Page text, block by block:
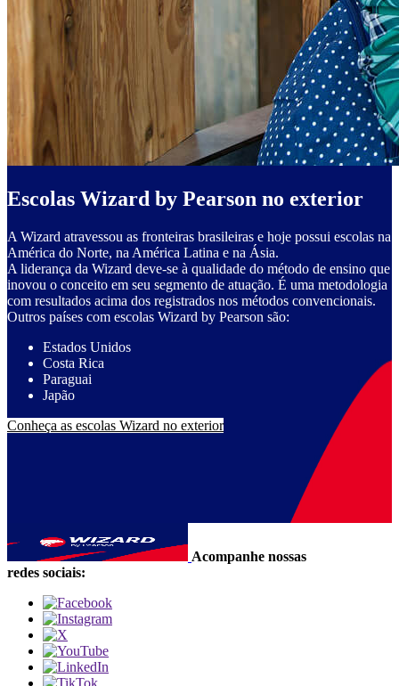
Escolas Wizard by Pearson no exterior
A Wizard atravessou as fronteiras brasileiras e hoje possui escolas na
América do Norte, na América Latina e na Ásia.
A liderança da Wizard deve-se à qualidade do método de ensino que
inovou o conceito em seu segmento de atuação. É uma metodologia
com resultados acima dos registrados nos métodos convencionais.
Outros países com escolas Wizard by Pearson são:
Estados Unidos
Costa Rica
Paraguai
Japão
Conheça as escolas Wizard no exterior
Acompanhe nossas
redes sociais: